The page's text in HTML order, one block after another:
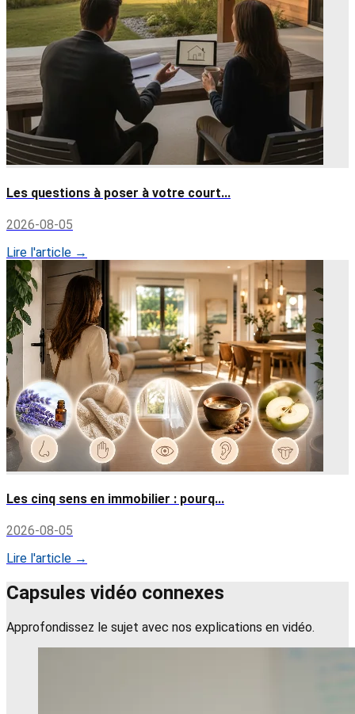
Les questions à poser à votre court...
2026-08-05
Lire l'article →
Les cinq sens en immobilier : pourq...
2026-08-05
Lire l'article →
Capsules vidéo connexes
Approfondissez le sujet avec nos explications en vidéo.